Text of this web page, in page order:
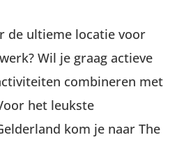
de ultieme locatie voor
Wil je graag actieve
combineren met
het leukste
kom je naar The